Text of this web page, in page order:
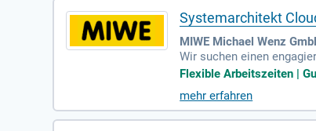
Systemarchitekt
MIWE Michael Wenz
Wir suchen einen
oud-Architektur und
temarchitektur sind
nfalls wichtig. Ihre
Flexible Arbeitszeiten |
mehr erfahren